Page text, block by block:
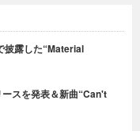
披露した“Material
スを発表＆新曲“Can't